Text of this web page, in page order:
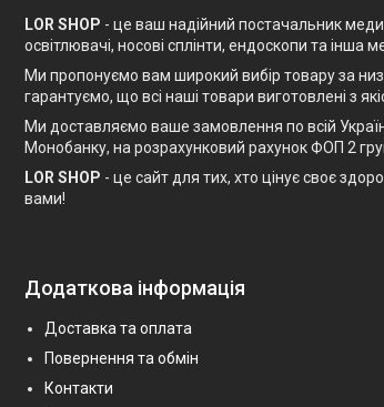
LOR SHOP - це ваш надійний постачальник
освітлювачі, носові сплінти, ендоскопи та інша
Ми пропонуємо вам широкий вибір товару за
гарантуємо, що всі наші товари виготовлені з
Ми доставляємо ваше замовлення по всій
Монобанку, на розрахунковий рахунок ФОП 2
LOR SHOP - це сайт для тих, хто цінує своє
вами!
Додаткова інформація
Доставка та оплата
Повернення та обмін
Контакти